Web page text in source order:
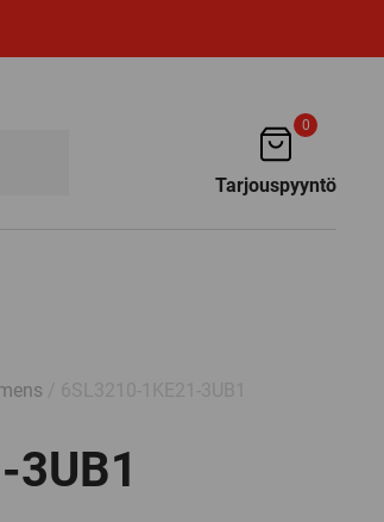
0
Tarjouspyyntö